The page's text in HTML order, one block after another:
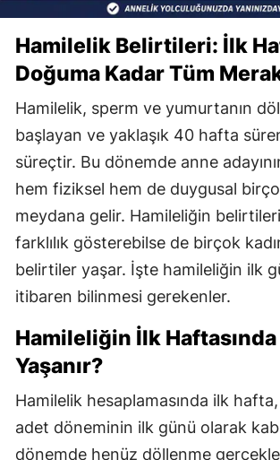
Hamilelik Belirtileri: İlk
Doğuma Kadar Tüm
Hamilelik, sperm ve yumurtanın
başlayan ve yaklaşık 40 hafta
süreçtir. Bu dönemde anne
hem fiziksel hem de duygusal
meydana gelir. Hamileliğin
farklılık gösterebilse de birçok
belirtiler yaşar. İşte hamileliğin ilk
itibaren bilinmesi gerekenler.
Hamileliğin İlk
Yaşanır?
Hamilelik hesaplamasında ilk hafta,
adet döneminin ilk günü olarak
dönemde henüz döllenme